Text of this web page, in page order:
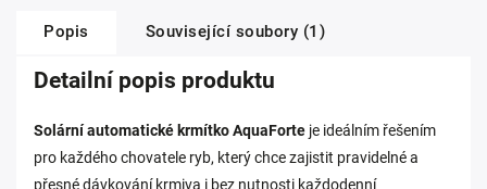
Popis Související soubory (1)
Detailní popis produktu
Solární automatické krmítkoAquaForte je ideálním řešením
pro každého chovatele ryb, který chce zajistit pravidelné a
přesné dávkování krmiva i bez nutnosti každodenní